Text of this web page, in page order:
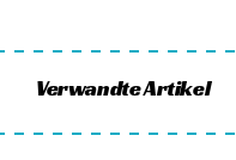
Verwandte Artikel